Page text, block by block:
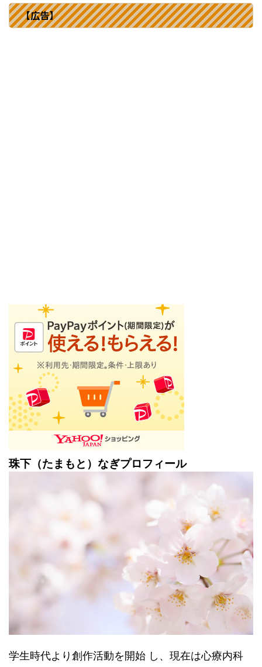
【広告】
珠下（たまもと）なぎプロフィール
学生時代より創作活動を開始 し、現在は心療内科